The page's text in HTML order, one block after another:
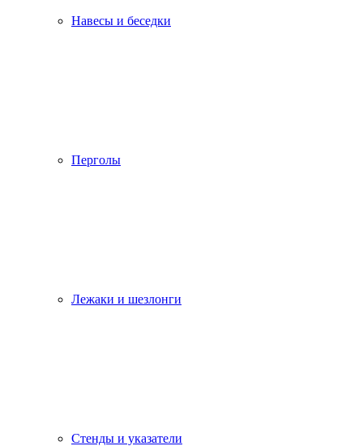
Навесы и беседки
Перголы
Лежаки и шезлонги
Стенды и указатели